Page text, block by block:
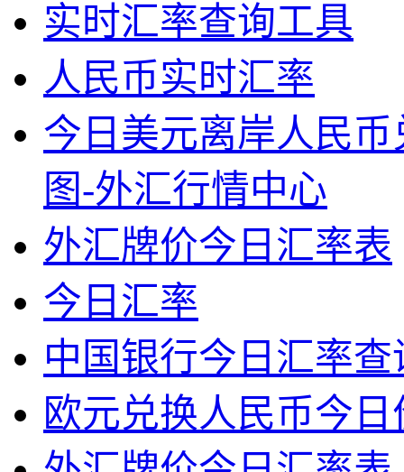
实时汇率查询工具
人民币实时汇率
今日美元离岸人民
图-外汇行情中心
外汇牌价今日汇率表
今日汇率
中国银行今日汇率查
欧元兑换人民币今